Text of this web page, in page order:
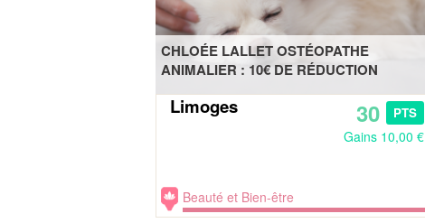
CHLOÉE LALLET OSTÉOPATHE
ANIMALIER : 10€ DE RÉDUCTION
Limoges 30 PTS
Gains 10,00 €
Beauté et Bien-être